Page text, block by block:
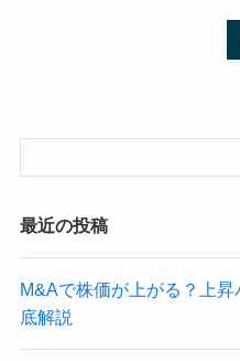
最近の投稿
M&Aで株価が上がる？上
底解説